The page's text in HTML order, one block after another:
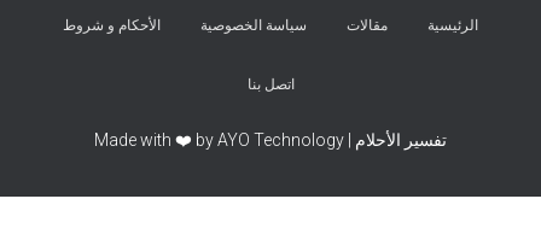
الرئيسية مقالات سياسة الخصوصية الأحكام و شروط
اتصل بنا
تفسير الأحلام | Made with ❤️ by AYO Technology